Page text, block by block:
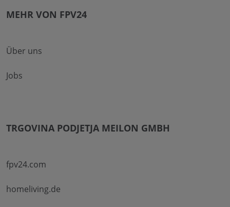
MEHR VON FPV24
Über uns
Jobs
TRGOVINA PODJETJA MEILON GMBH
fpv24.com
homeliving.de